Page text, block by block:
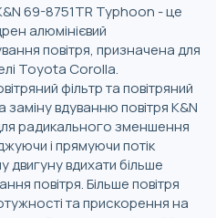
69-8751TR Typhoon - це
алюмінієвий
повітря, призначена для
Toyota Corolla.
фільтр та повітряний
вдуванню повітря K&N
радикального зменшення
і прямуючи потік
двигуну вдихати більше
повітря. Більше повітря
та прискорення на